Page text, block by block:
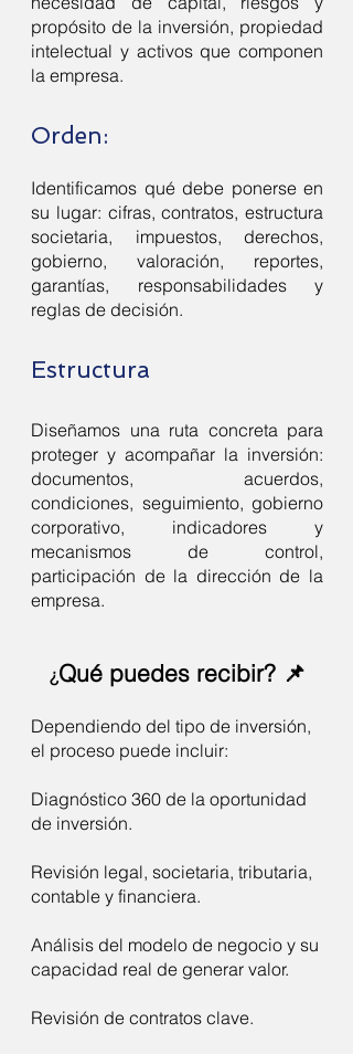
propósito de la inversión, propiedad
intelectual y activos que componen
la empresa.
Orden:
Identificamos qué debe ponerse en
su lugar: cifras, contratos, estructura
societaria, impuestos, derechos,
gobierno, valoración, reportes,
garantías, responsabilidades y
reglas de decisión.
Estructura
Diseñamos una ruta concreta para
proteger y acompañar la inversión:
documentos, acuerdos,
condiciones, seguimiento, gobierno
corporativo, indicadores y
mecanismos de control,
participación de la dirección de la
empresa.
¿Qué puedes recibir? 📌
Dependiendo del tipo de inversión,
el proceso puede incluir:
Diagnóstico 360 de la oportunidad
de inversión.
Revisión legal, societaria, tributaria,
contable y financiera.
Análisis del modelo de negocio y su
capacidad real de generar valor.
Revisión de contratos clave.